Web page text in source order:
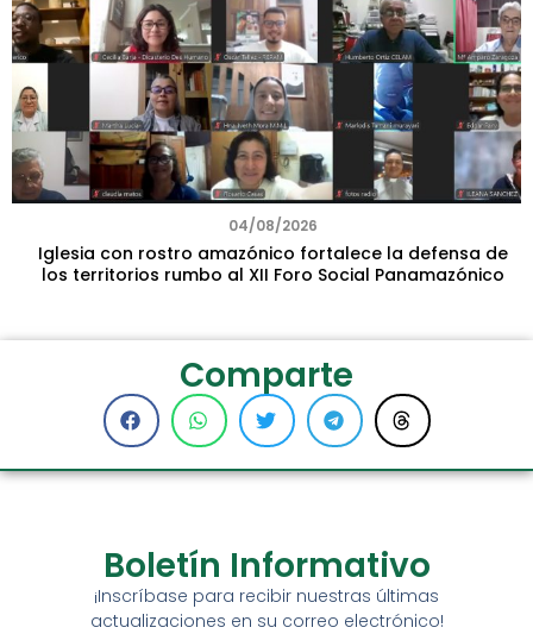
04/08/2026
Iglesia con rostro amazónico fortalece la defensa de
los territorios rumbo al XII Foro Social Panamazónico
Comparte
Boletín Informativo
¡Inscríbase para recibir nuestras últimas
actualizaciones en su correo electrónico!